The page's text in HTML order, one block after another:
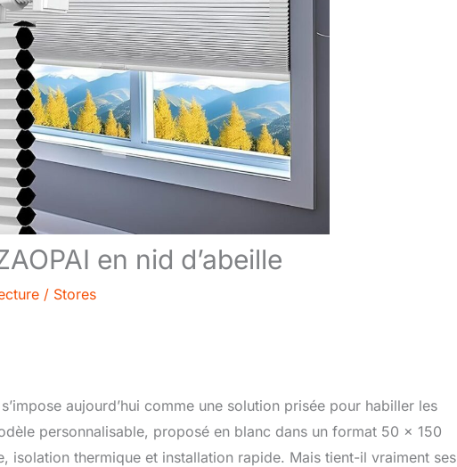
en nid d’abeille
/ Stores
aujourd’hui comme une solution prisée pour habiller les
personnalisable, proposé en blanc dans un format 50 x 150
isolation thermique et installation rapide. Mais tient-il vraiment ses